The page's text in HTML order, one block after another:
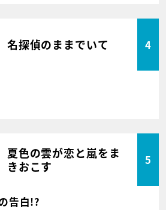
名探偵のままでいて 4
夏色の雲が恋と嵐をま
きおこす
5
告白!?